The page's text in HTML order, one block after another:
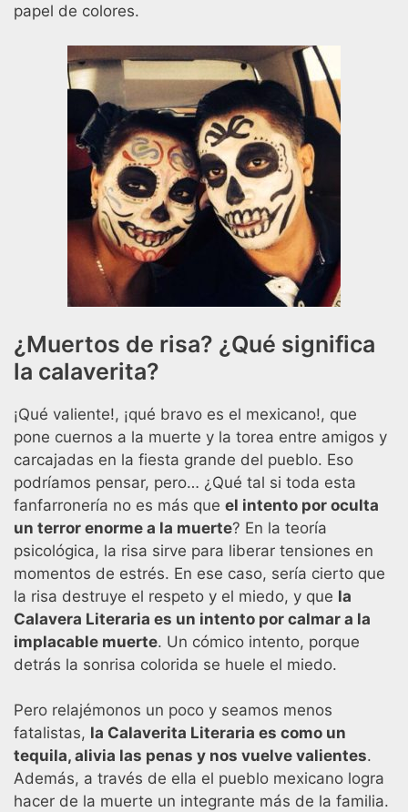
papel de colores.
¿Muertos de risa? ¿Qué significa
la calaverita?
¡Qué valiente!, ¡qué bravo es el mexicano!, que
pone cuernos a la muerte y la torea entre amigos y
carcajadas en la fiesta grande del pueblo. Eso
podríamos pensar, pero… ¿Qué tal si toda esta
fanfarronería no es más que el intento por oculta
un terror enorme a la muerte? En la teoría
psicológica, la risa sirve para liberar tensiones en
momentos de estrés. En ese caso, sería cierto que
la risa destruye el respeto y el miedo, y que la
Calavera Literaria es un intento por calmar a la
implacable muerte. Un cómico intento, porque
detrás la sonrisa colorida se huele el miedo.
Pero relajémonos un poco y seamos menos
fatalistas, la Calaverita Literaria es como un
tequila, alivia las penas y nos vuelve valientes.
Además, a través de ella el pueblo mexicano logra
hacer de la muerte un integrante más de la familia.